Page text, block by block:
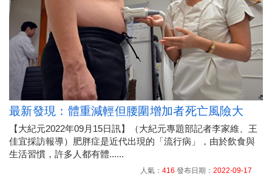
最新發現：體重減輕但腰圍增加者死亡風險大
【大紀元2022年09月15日訊】（大紀元專題部記者李家維、王
佳宜採訪報導）肥胖症是近代出現的「流行病」，由於飲食與
生活習慣，許多人都有體......
人氣： 416 發布日期： 2022-09-17